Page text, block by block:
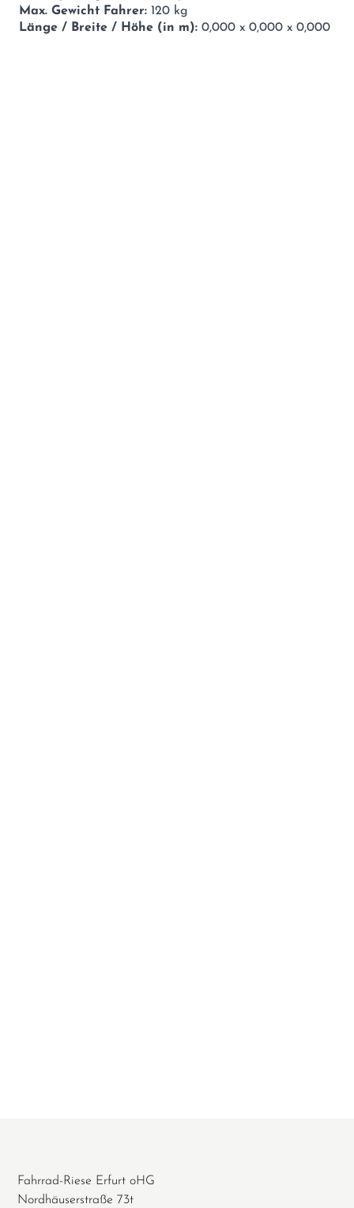
Max. Gewicht Fahrer: 120 kg
Länge / Breite / Höhe (in m): 0,000 x 0,000 x 0,000
Fahrrad-Riese Erfurt oHG
Nordhäuserstraße 73t